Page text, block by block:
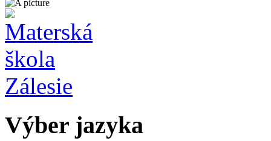
Výber jazyka